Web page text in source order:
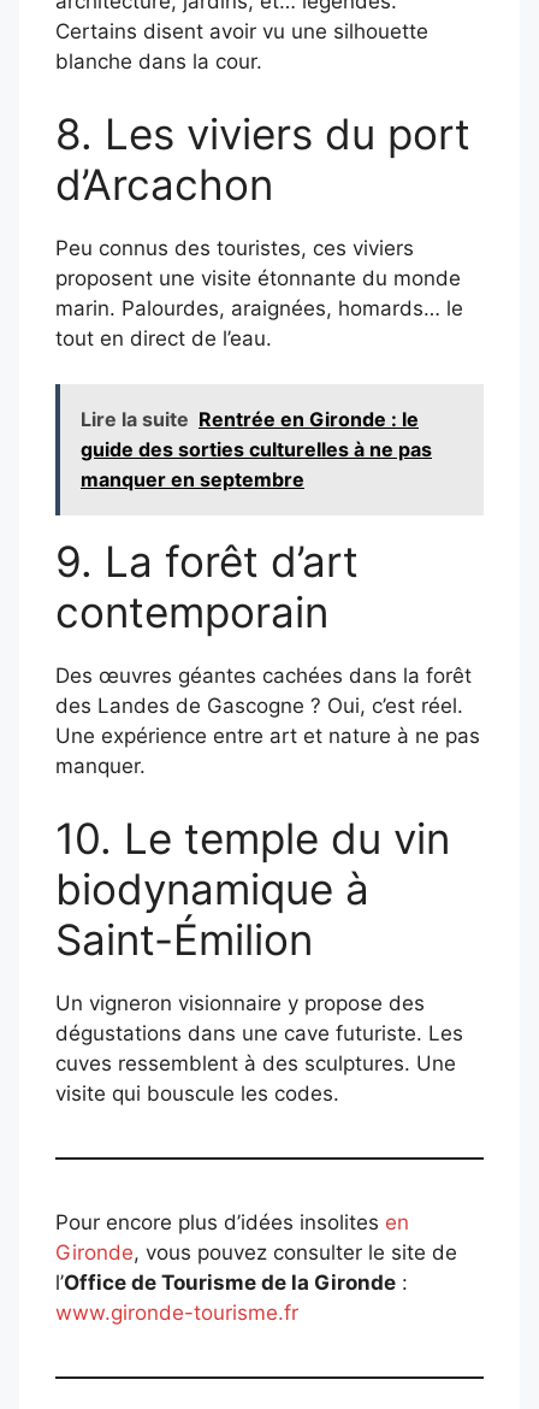
Certains disent avoir vu une silhouette
blanche dans la cour.
8. Les viviers du port
d’Arcachon
Peu connus des touristes, ces viviers
proposent une visite étonnante du monde
marin. Palourdes, araignées, homards… le
tout en direct de l’eau.
Lire la suite Rentrée en Gironde : le
guide des sorties culturelles à ne pas
manquer en septembre
9. La forêt d’art
contemporain
Des œuvres géantes cachées dans la forêt
des Landes de Gascogne ? Oui, c’est réel.
Une expérience entre art et nature à ne pas
manquer.
10. Le temple du vin
biodynamique à
Saint-Émilion
Un vigneron visionnaire y propose des
dégustations dans une cave futuriste. Les
cuves ressemblent à des sculptures. Une
visite qui bouscule les codes.
Pour encore plus d’idées insolites en
Gironde, vous pouvez consulter le site de
l’Office de Tourisme de la Gironde :
www.gironde-tourisme.fr